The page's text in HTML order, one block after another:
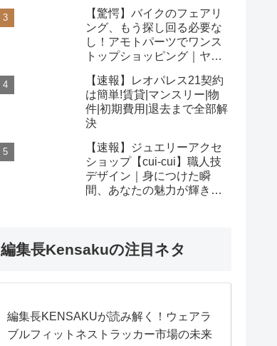
【驚愕】バイクのフェアリ
ング、もう探し回る必要な
し！アモトパーツでワンス
トップショッピング｜ヤマ
【速報】レオパレス21契約
は簡単!賃貸|マンスリー|物
件|初期費用|退去まで全部解
決
【速報】ジュエリーアクセ
ショップ【cui-cui】職人技
デザイン｜身につけた瞬
間、あなたの魅力が輝き出
編集長Kensakuの注目ネタ
編集長KENSAKUが読み解く！ウェアラ
ブルフィットネストラッカー市場の未来